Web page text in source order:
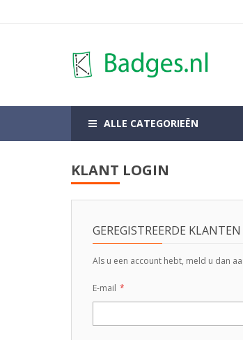
ALLE CATEGORIEËN
KLANT LOGIN
GEREGISTREERDE KLANTEN
Als u een account hebt, meld u dan
E-mail